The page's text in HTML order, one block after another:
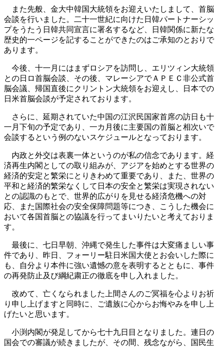
また先般、金大中韓国大統領をお迎えいたしまして、首脳
会談を行いました。二十一世紀に向けた日韓パートナーシッ
プをうたう日韓共同宣言に署名するなど、日韓関係に新たな
歴史的一ページを記することができたのはご承知のとおりで
あります。
今後、十一月にはまずロシアを訪問し、エリツィン大統領
との日ロ首脳会談、その後、マレーシアでＡＰＥＣ非公式首
脳会議、帰国直後にクリントン大統領をお迎えし、日本での
日米首脳会談が予定されております。
さらに、延期されていた中国の江沢民国家首席の訪日も十
一月下旬の予定であり、一カ月後に主要国の首脳と相次いで
会談するという例のないスケジュールとなっております。
内政と外交は表裏一体というのが私の信念であります。経
済再生内閣としての取り組みが、アジアを始めとする世界の
経済的安定と繁栄にとりきわめて重要であり、また、世界の
平和と経済的繁栄なくして日本の安全と繁栄は実現されない
との認識のもとで、世界的広がりを見せる経済危機への対
応、また国際社会の安全保障問題等につき、こうした機会に
おいて各国首脳との協議を行ってまいりたいと考えておりま
す。
最後に、七日早朝、沖縄で発生した事件は大変痛ましい事
件であり、昨日、フォーリー駐日米国大使とお会いした際に
も、自分より本件に強い遺憾の意を表明するとともに、事件
の再発防止及び綱紀粛正の徹底を申し入れました。
改めて、亡くなられました上間さんのご冥福を心よりお祈
り申し上げますと同時に、ご遺族に心からお悔やみを申し上
げたいと思います。
小渕内閣が発足してから七十九日目となりました。連日の
国会での審議が続きましたが、その間、残念ながら、国民生